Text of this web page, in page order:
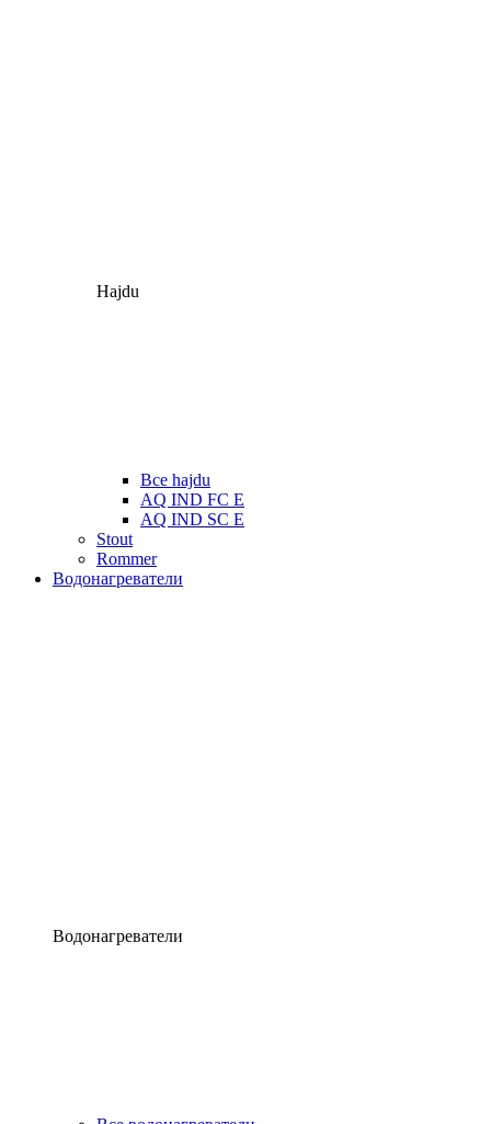
Hajdu
Все hajdu
AQ IND FC E
AQ IND SC E
Stout
Rommer
Водонагреватели
Водонагреватели